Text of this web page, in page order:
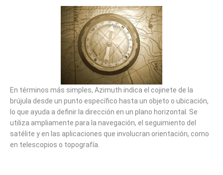
En términos más simples, Azimuth indica el cojinete de la
brújula desde un punto específico hasta un objeto o ubicación,
lo que ayuda a definir la dirección en un plano horizontal. Se
utiliza ampliamente para la navegación, el seguimiento del
satélite y en las aplicaciones que involucran orientación, como
en telescopios o topografía.